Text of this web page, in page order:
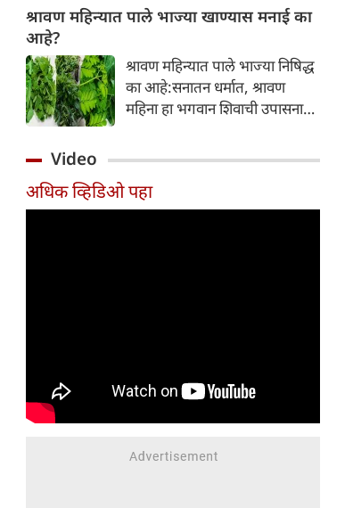
नकारात्मक परिणाम होऊ शकतो.
होते, ज्यामुळे निस्तेजपणा, मुरुमे
आणि ब्लॅकहेड्स यांसारख्या समस्या
निर्माण होतात.
श्रावण महिन्यात पाले भाज्या खाण्यास मनाई का
आहे?
श्रावण महिन्यात पाले भाज्या निषिद्ध
का आहे:सनातन धर्मात, श्रावण
महिना हा भगवान शिवाची उपासना
दानधर्म आणि सात्विक जीवनशैलीचे
पालन करतात.
Video
अधिक व्हिडिओ पहा